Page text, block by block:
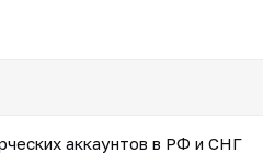
аккаунтов в РФ и СНГ